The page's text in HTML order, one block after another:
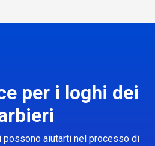
per i loghi dei
aiutarti nel processo di